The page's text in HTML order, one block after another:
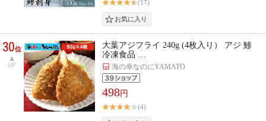
(17)
30位
UP
大葉アジフライ 240g (4枚入り） アジ 鯵
冷凍食品 …
海の幸なのにYAMATO
498円
(4)